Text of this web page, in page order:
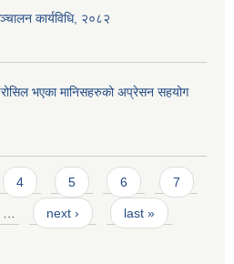
कार्यविधि, २०८२
भएका मानिसहरुको अप्रेसन सहयोग
4 5 6 7
next › last »